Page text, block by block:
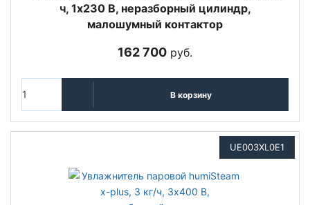
ч, 1х230 В, неразборный цилиндр,
малошумный контактор
162 700 руб.
В корзину
UE003XL0E1